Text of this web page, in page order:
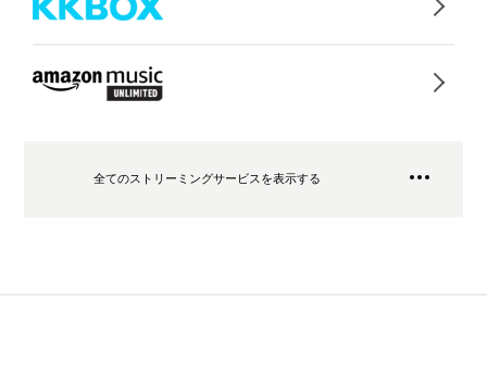
全てのストリーミングサービスを表示する